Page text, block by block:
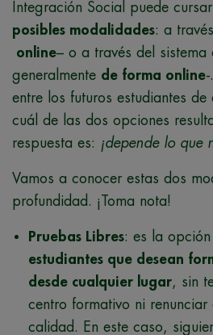
Integración Social puede
posibles modalidades: a
online– o a través del sistema
generalmente de forma online
entre los futuros estudiantes de
cuál de las dos opciones
respuesta es: ¡depende lo que
Vamos a conocer estas dos
profundidad. ¡Toma nota!
Pruebas Libres: es la
estudiantes que desean
desde cualquier lugar, sin
centro formativo ni renunciar
calidad. En este caso,